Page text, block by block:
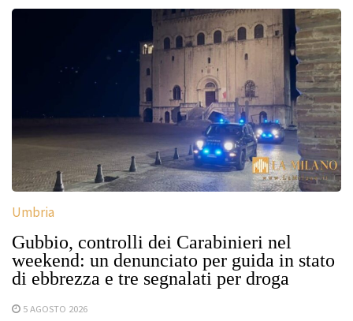
Umbria
Gubbio, controlli dei Carabinieri nel
weekend: un denunciato per guida in stato
di ebbrezza e tre segnalati per droga
5 AGOSTO 2026